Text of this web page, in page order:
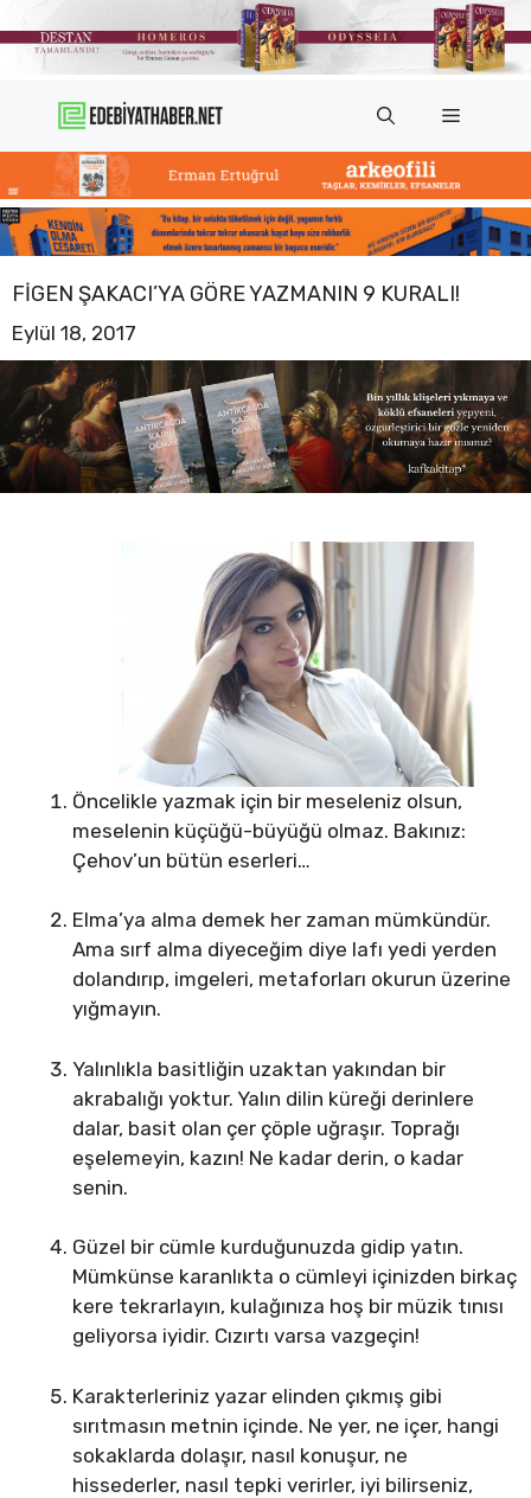
atla
Menü
FIGEN ŞAKACI’YA GÖRE YAZMANIN 9 KURALI!
Eylül 18, 2017
Öncelikle yazmak için bir meseleniz olsun,
meselenin küçüğü-büyüğü olmaz. Bakınız:
Çehov’un bütün eserleri…
Elma’ya alma demek her zaman mümkündür.
Ama sırf alma diyeceğim diye lafı yedi yerden
dolandırıp, imgeleri, metaforları okurun üzerine
yığmayın.
Yalınlıkla basitliğin uzaktan yakından bir
akrabalığı yoktur. Yalın dilin küreği derinlere
dalar, basit olan çer çöple uğraşır. Toprağı
eşelemeyin, kazın! Ne kadar derin, o kadar
senin.
Güzel bir cümle kurduğunuzda gidip yatın.
Mümkünse karanlıkta o cümleyi içinizden birkaç
kere tekrarlayın, kulağınıza hoş bir müzik tınısı
geliyorsa iyidir. Cızırtı varsa vazgeçin!
Karakterleriniz yazar elinden çıkmış gibi
sırıtmasın metnin içinde. Ne yer, ne içer, hangi
sokaklarda dolaşır, nasıl konuşur, ne
hissederler, nasıl tepki verirler, iyi bilirseniz,